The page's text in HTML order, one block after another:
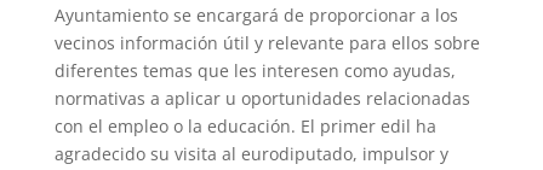
Ayuntamiento se encargará de proporcionar a los
vecinos información útil y relevante para ellos sobre
diferentes temas que les interesen como ayudas,
normativas a aplicar u oportunidades relacionadas
con el empleo o la educación. El primer edil ha
agradecido su visita al eurodiputado, impulsor y